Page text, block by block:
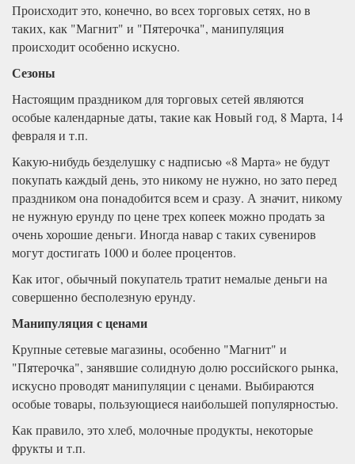
Происходит это, конечно, во всех торговых сетях, но в
таких, как "Магнит" и "Пятерочка", манипуляция
происходит особенно искусно.
Сезоны
Настоящим праздником для торговых сетей являются
особые календарные даты, такие как Новый год, 8 Марта, 14
февраля и т.п.
Какую-нибудь безделушку с надписью «8 Марта» не будут
покупать каждый день, это никому не нужно, но зато перед
праздником она понадобится всем и сразу. А значит, никому
не нужную ерунду по цене трех копеек можно продать за
очень хорошие деньги. Иногда навар с таких сувениров
могут достигать 1000 и более процентов.
Как итог, обычный покупатель тратит немалые деньги на
совершенно бесполезную ерунду.
Манипуляция с ценами
Крупные сетевые магазины, особенно "Магнит" и
"Пятерочка", занявшие солидную долю российского рынка,
искусно проводят манипуляции с ценами. Выбираются
особые товары, пользующиеся наибольшей популярностью.
Как правило, это хлеб, молочные продукты, некоторые
фрукты и т.п.